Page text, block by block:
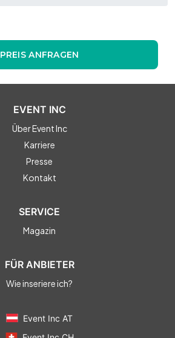
PREIS ANFRAGEN
EVENT INC
Über Event Inc
Karriere
Presse
Kontakt
SERVICE
Magazin
FÜR ANBIETER
Wie inseriere ich?
Event Inc AT